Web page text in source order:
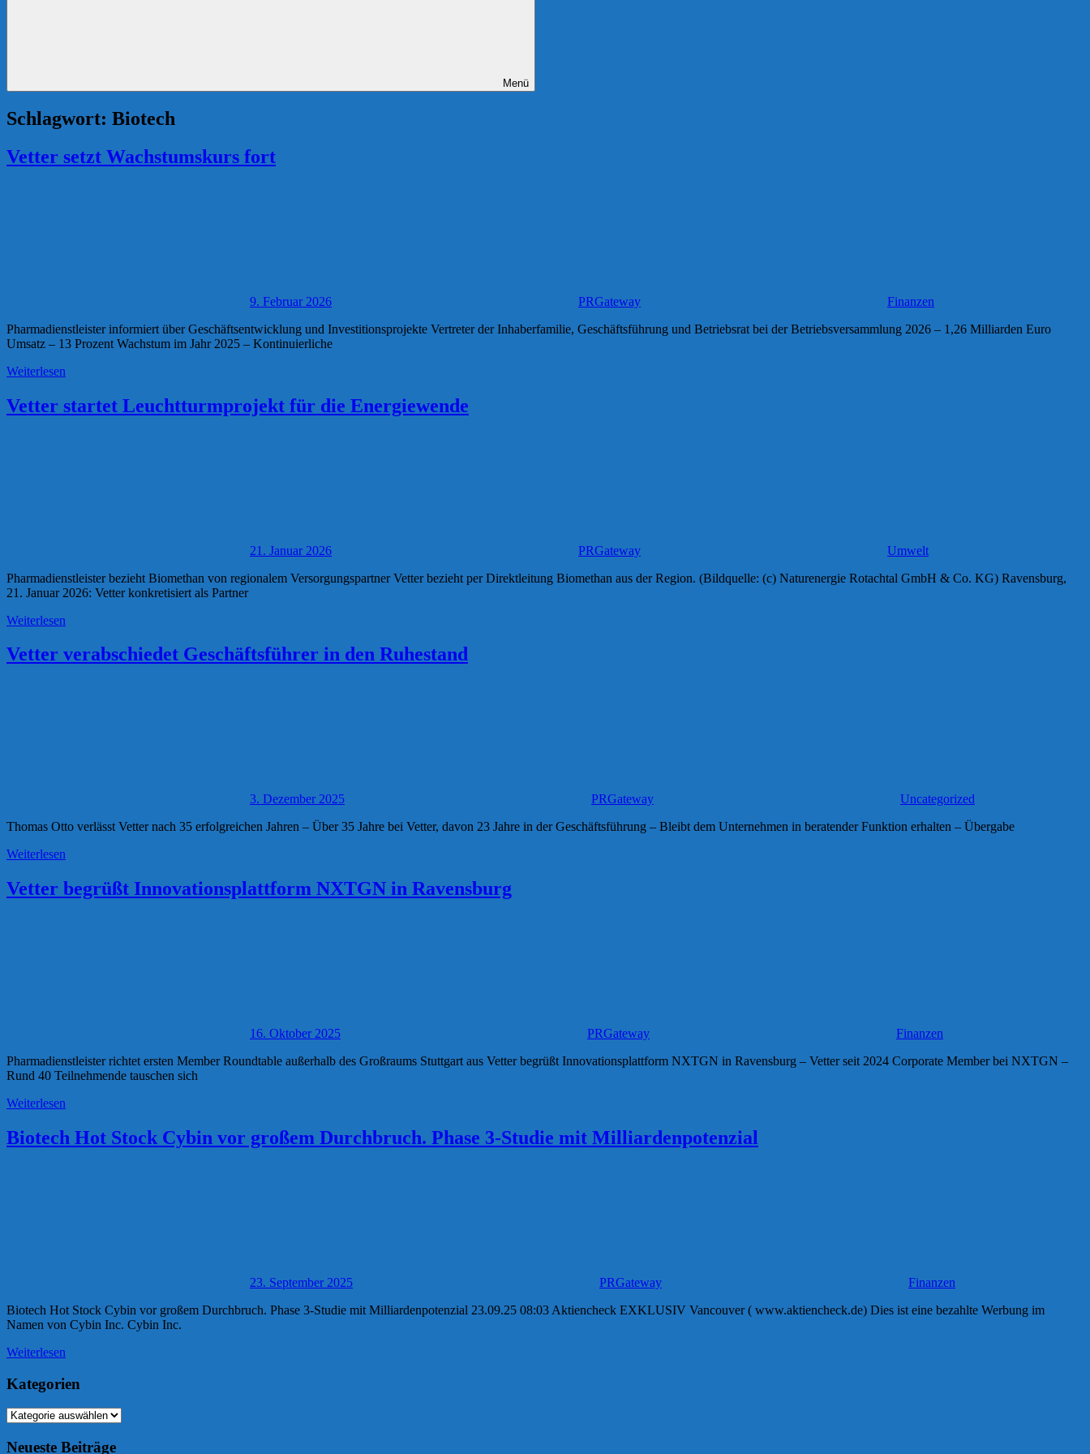
Menü
Schlagwort: Biotech
Vetter setzt Wachstumskurs fort
9. Februar 2026 PRGateway
Finanzen
Pharmadienstleister informiert über Geschäftsentwicklung und Investitionsprojekte Vertreter der Inhaberfamilie, Geschäftsführung und Betriebsrat bei der Betriebsversammlung 2026 – 1,26 Milliarden Euro
Umsatz – 13 Prozent Wachstum im Jahr 2025 – Kontinuierliche
Weiterlesen
Vetter startet Leuchtturmprojekt für die Energiewende
21. Januar 2026 PRGateway
Umwelt
Pharmadienstleister bezieht Biomethan von regionalem Versorgungspartner Vetter bezieht per Direktleitung Biomethan aus der Region. (Bildquelle: (c) Naturenergie Rotachtal GmbH & Co. KG) Ravensburg,
21. Januar 2026: Vetter konkretisiert als Partner
Weiterlesen
Vetter verabschiedet Geschäftsführer in den Ruhestand
3. Dezember 2025 PRGateway
Uncategorized
Thomas Otto verlässt Vetter nach 35 erfolgreichen Jahren – Über 35 Jahre bei Vetter, davon 23 Jahre in der Geschäftsführung – Bleibt dem Unternehmen in beratender Funktion erhalten – Übergabe
Weiterlesen
Vetter begrüßt Innovationsplattform NXTGN in Ravensburg
16. Oktober 2025 PRGateway
Finanzen
Pharmadienstleister richtet ersten Member Roundtable außerhalb des Großraums Stuttgart aus Vetter begrüßt Innovationsplattform NXTGN in Ravensburg – Vetter seit 2024 Corporate Member bei NXTGN –
Rund 40 Teilnehmende tauschen sich
Weiterlesen
Biotech Hot Stock Cybin vor großem Durchbruch. Phase 3-Studie mit Milliardenpotenzial
23. September 2025 PRGateway
Finanzen
Biotech Hot Stock Cybin vor großem Durchbruch. Phase 3-Studie mit Milliardenpotenzial 23.09.25 08:03 Aktiencheck EXKLUSIV Vancouver ( www.aktiencheck.de) Dies ist eine bezahlte Werbung im
Namen von Cybin Inc. Cybin Inc.
Weiterlesen
Kategorien
Kategorien
Neueste Beiträge